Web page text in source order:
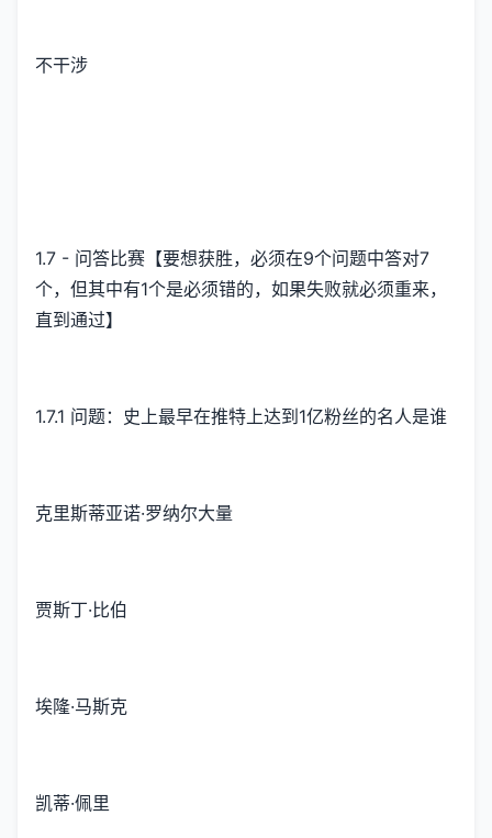
不干涉
1.7 - 问答比赛【要想获胜，必须在9个问题中答对7
个，但其中有1个是必须错的，如果失败就必须重来，
直到通过】
1.7.1 问题：史上最早在推特上达到1亿粉丝的名人是谁
克里斯蒂亚诺·罗纳尔大量
贾斯丁·比伯
埃隆·马斯克
凯蒂·佩里